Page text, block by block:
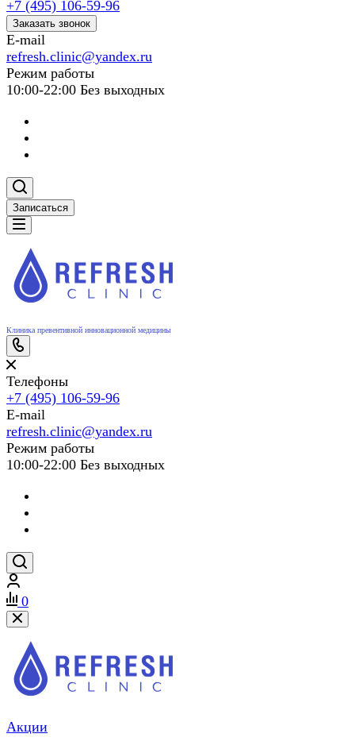
+7 (495) 106-59-96
Заказать звонок
E-mail
refresh.clinic@yandex.ru
Режим работы
10:00-22:00 Без выходных
Записаться
Клиника превентивной инновационной медицины
Телефоны
+7 (495) 106-59-96
E-mail
refresh.clinic@yandex.ru
Режим работы
10:00-22:00 Без выходных
0
Акции